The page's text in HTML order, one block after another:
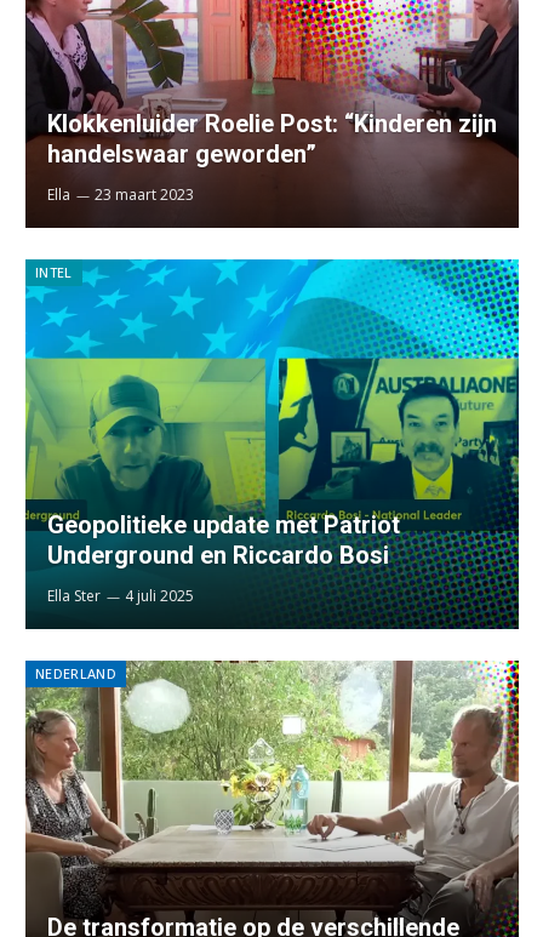
Klokkenluider Roelie Post: “Kinderen zijn
handelswaar geworden”
Ella 23 maart 2023
INTEL
Geopolitieke update met Patriot
Underground en Riccardo Bosi
Ella Ster 4 juli 2025
NEDERLAND
De transformatie op de verschillende